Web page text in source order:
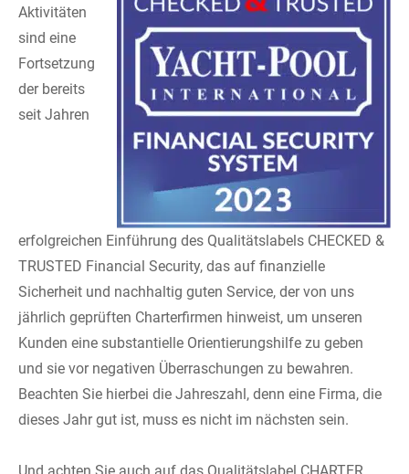
Aktivitäten
sind eine
Fortsetzung
der bereits
seit Jahren
erfolgreichen Einführung des Qualitätslabels CHECKED &
TRUSTED Financial Security, das auf finanzielle
Sicherheit und nachhaltig guten Service, der von uns
jährlich geprüften Charterfirmen hinweist, um unseren
Kunden eine substantielle Orientierungshilfe zu geben
und sie vor negativen Überraschungen zu bewahren.
Beachten Sie hierbei die Jahreszahl, denn eine Firma, die
dieses Jahr gut ist, muss es nicht im nächsten sein. ­